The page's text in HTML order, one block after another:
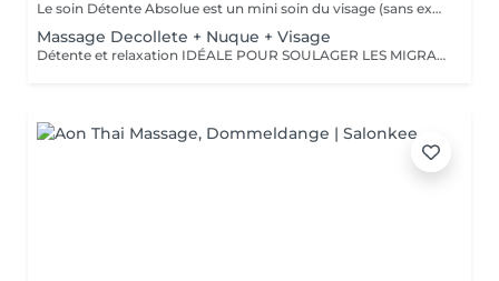
Le soin Détente Absolue est un mini soin du visage (sans extraction des points noirs) et un massage du corps d'une durée totale de 1h30. On commence par un massage relaxant sur la face arrière, jambes puis dos. Face avant mini soin visage (nettoyant + gommage #FACE PERFECTION) massage du décolleté, du visage et pendant la pose du masque, on effectue un massage relaxant sur les jambes et pieds. Un soin cocooning tout en douceur.
Massage Decollete + Nuque + Visage
Détente et relaxation IDÉALE POUR SOULAGER LES MIGRAINES